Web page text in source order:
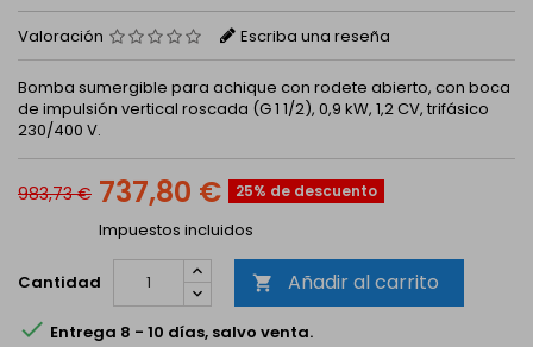
Valoración Escriba una reseña
Bomba sumergible para achique con rodete abierto, con boca
de impulsión vertical roscada (G 1 1/2), 0,9 kW, 1,2 CV, trifásico
230/400 V.
983,73 € 737,80 € 25% de descuento
Impuestos incluidos
Cantidad  Añadir al carrito
 Entrega 8 - 10 días, salvo venta.